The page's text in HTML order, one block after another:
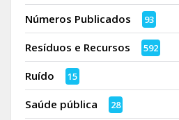
Números Publicados 93
Resíduos e Recursos 592
Ruído 15
Saúde pública 28